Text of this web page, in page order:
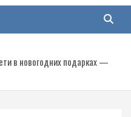
в новогодних подарках —